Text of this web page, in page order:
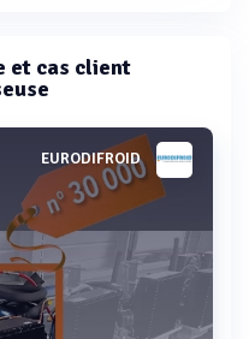
et cas client
EURODIFROID